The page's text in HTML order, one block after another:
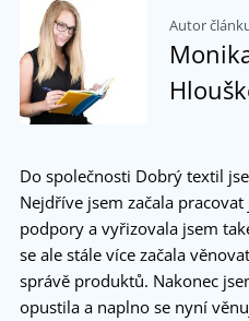
Autor
Do společnosti Dobrý textil
Nejdříve jsem začala
podpory a vyřizovala jsem
se ale stále více začala
správě produktů. Nakonec
opustila a naplno se nyní